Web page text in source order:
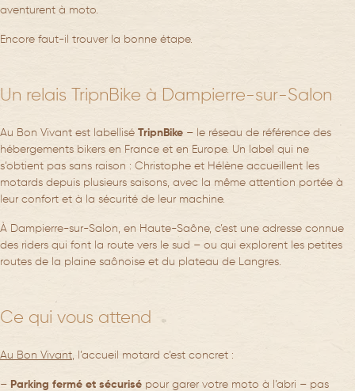
aventurent à moto.
Encore faut-il trouver la bonne étape.
Un relais TripnBike à Dampierre-sur-Salon
Au Bon Vivant est labellisé TripnBike – le réseau de référence des
hébergements bikers en France et en Europe. Un label qui ne
s’obtient pas sans raison : Christophe et Hélène accueillent les
motards depuis plusieurs saisons, avec la même attention portée à
leur confort et à la sécurité de leur machine.
À Dampierre-sur-Salon, en Haute-Saône, c’est une adresse connue
des riders qui font la route vers le sud – ou qui explorent les petites
routes de la plaine saônoise et du plateau de Langres.
Ce qui vous attend
Au Bon Vivant, l’accueil motard c’est concret :
– Parking fermé et sécurisé pour garer votre moto à l’abri – pas